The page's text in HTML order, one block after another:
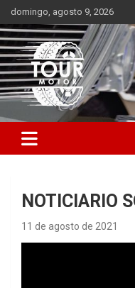
Saltar
al
contenido
domingo, agosto 9, 2026
Tour Motor
Plataforma de contenido
NOTICIARIO
11 de agosto de 2021